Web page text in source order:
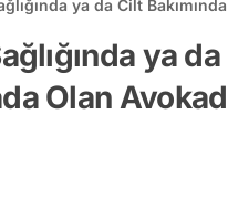
ya da Cilt
ya
Olan